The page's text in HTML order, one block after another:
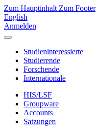
Zum Hauptinhalt Zum Footer
English
Anmelden
Studieninteressierte
Studierende
Forschende
Internationale
HIS/LSF
Groupware
Accounts
Satzungen